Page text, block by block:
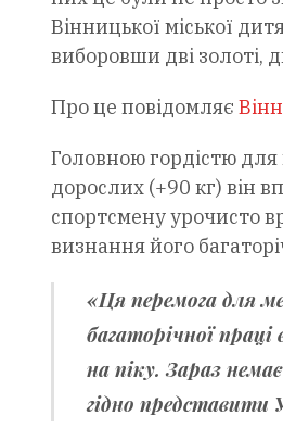
Вінницької міської
виборовши дві золоті,
Про це повідомляє
Головною гордістю для
дорослих (+90 кг) він
спортсмену урочисто
визнання його
«Ця перемога для
багаторічної
на піку. Зараз
гідно представити